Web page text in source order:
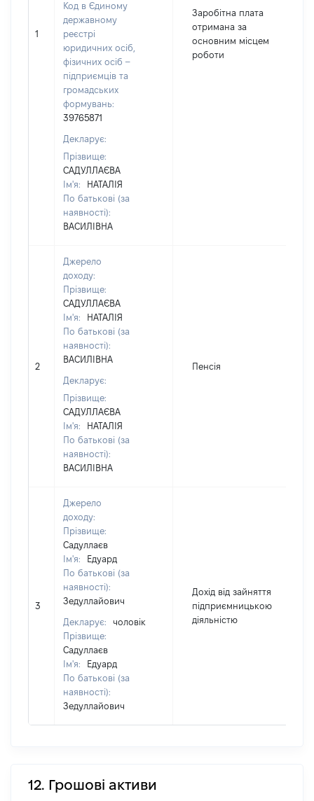
1
Код в Єдиному
державному
реєстрі
юридичних осіб,
фізичних осіб –
підприємців та
громадських
формувань:
39765871
Декларує:
Прізвище:
САДУЛЛАЄВА
Ім'я:
НАТАЛІЯ
По батькові (за
наявності):
ВАСИЛІВНА
Заробітна плата
отримана за
основним місцем
роботи
2
Джерело
доходу:
Прізвище:
САДУЛЛАЄВА
Ім'я:
НАТАЛІЯ
По батькові (за
наявності):
ВАСИЛІВНА
Декларує:
Прізвище:
САДУЛЛАЄВА
Ім'я:
НАТАЛІЯ
По батькові (за
наявності):
ВАСИЛІВНА
Пенсія
3
Джерело
доходу:
Прізвище:
Садуллаєв
Ім'я:
Едуард
По батькові (за
наявності):
Зедуллайович
Декларує:
чоловік
Прізвище:
Садуллаєв
Ім'я:
Едуард
По батькові (за
наявності):
Зедуллайович
Дохід від зайняття
підприємницькою
діяльністю
12. Грошові активи